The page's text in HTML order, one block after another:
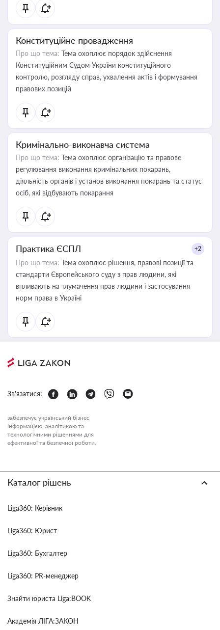
Конституційне провадження
Про що тема: Тема охоплює порядок здійснення
Конституційним Судом України конституційного
контролю, розгляду справ, ухвалення актів і формування
правових позицій
Кримінально-виконавча система
Про що тема: Тема охоплює організацію та правове
регулювання виконання кримінальних покарань,
діяльність органів і установ виконання покарань та статус
осіб, які відбувають покарання
Практика ЄСПЛ +2
Про що тема: Тема охоплює рішення, правові позиції та
стандарти Європейського суду з прав людини, які
впливають на тлумачення прав людини і застосування
норм права в Україні
Зв'язатися:
забезпечує український бізнес
інформацією, аналітикою та
технологічними рішеннями для
ефективної та безпечної роботи.
Каталог рішень
Liga360: Керівник
Liga360: Юрист
Liga360: Бухгалтер
Liga360: PR-менеджер
Знайти юриста Liga:BOOK
Академія ЛІГА:ЗАКОН